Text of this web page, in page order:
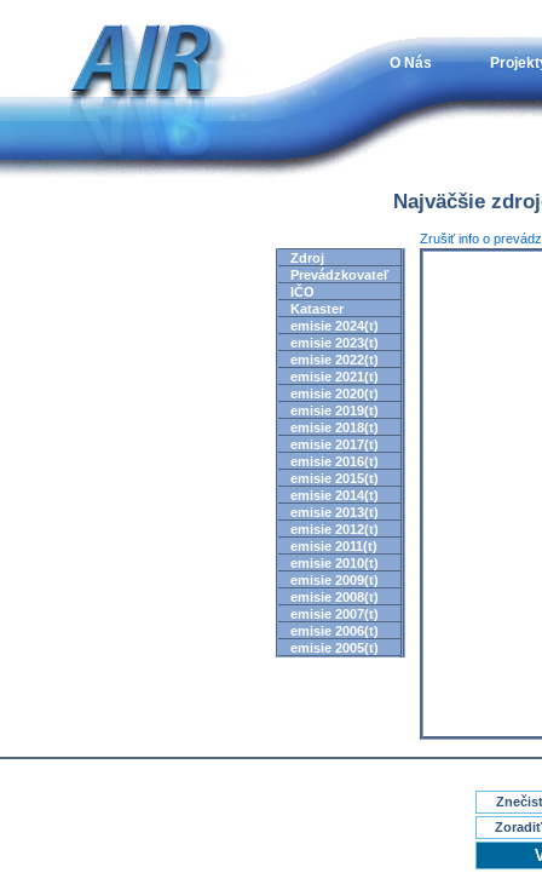
O Nás
Najväčšie
Zrušiť info o
Zdroj
Prevádzkovateľ
IČO
Kataster
emisie 2024(t)
emisie 2023(t)
emisie 2022(t)
emisie 2021(t)
emisie 2020(t)
emisie 2019(t)
emisie 2018(t)
emisie 2017(t)
emisie 2016(t)
emisie 2015(t)
emisie 2014(t)
emisie 2013(t)
emisie 2012(t)
emisie 2011(t)
emisie 2010(t)
emisie 2009(t)
emisie 2008(t)
emisie 2007(t)
emisie 2006(t)
emisie 2005(t)